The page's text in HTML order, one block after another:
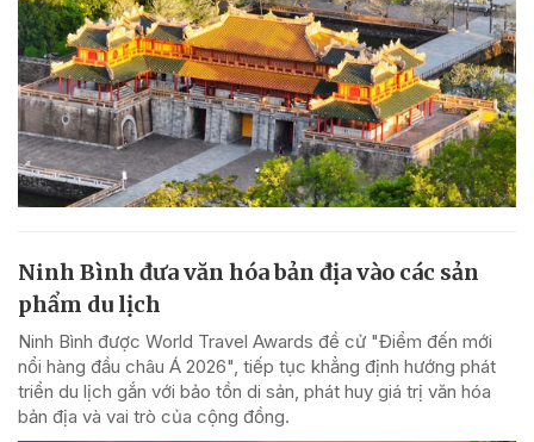
Ninh Bình đưa văn hóa bản địa vào các sản
phẩm du lịch
Ninh Bình được World Travel Awards đề cử "Điểm đến mới
nổi hàng đầu châu Á 2026", tiếp tục khẳng định hướng phát
triển du lịch gắn với bảo tồn di sản, phát huy giá trị văn hóa
bản địa và vai trò của cộng đồng.